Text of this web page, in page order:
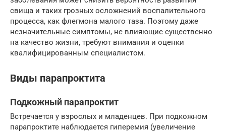
свища и таких грозных осложнений воспалительного
процесса, как флегмона малого таза. Поэтому даже
незначительные симптомы, не влияющие существенно
на качество жизни, требуют внимания и оценки
квалифицированным специалистом.
Виды парапроктита
Подкожный парапроктит
Встречается у взрослых и младенцев. При подкожном
парапроктите наблюдается гиперемия (увеличение